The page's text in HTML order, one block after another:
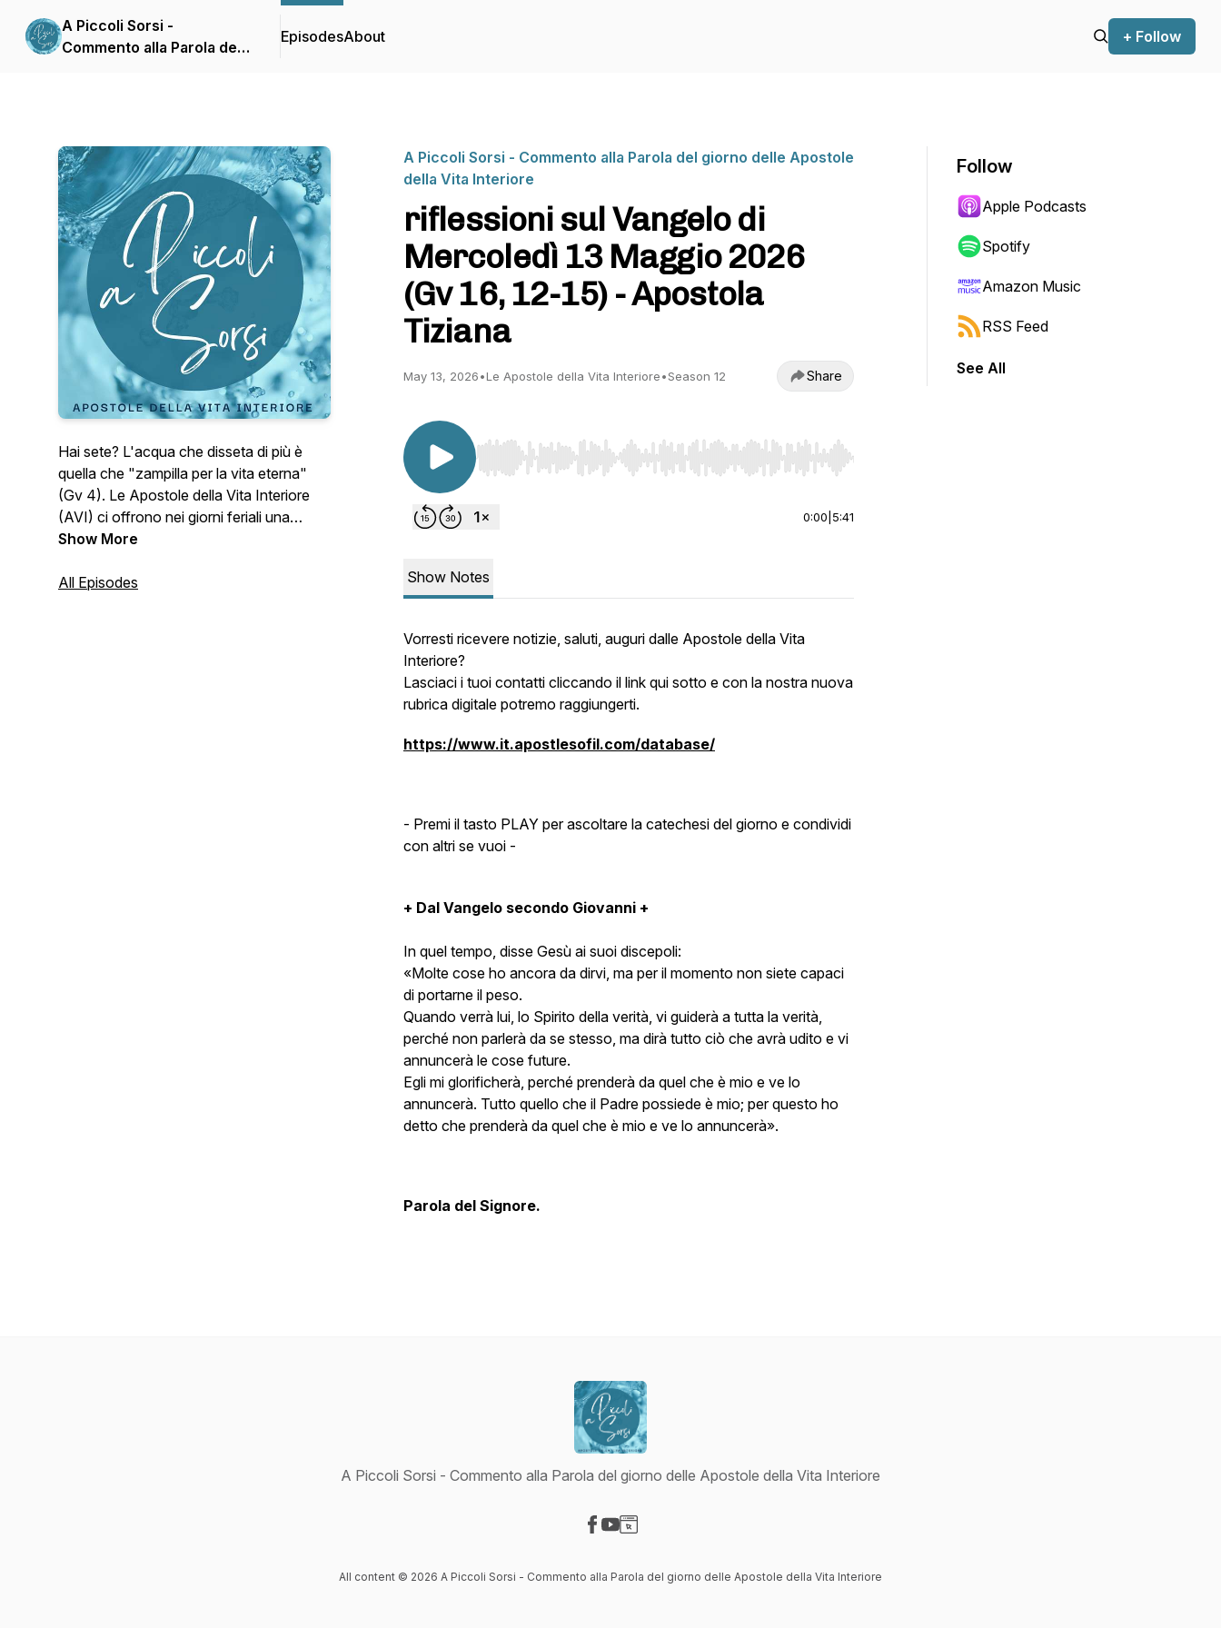
A Piccoli Sorsi -
Commento alla Parola del
EpisodesAbout + Follow
Hai sete? L'acqua che disseta di più è
quella che "zampilla per la vita eterna"
(Gv 4). Le Apostole della Vita Interiore
(AVI) ci offrono nei giorni feriali una
riflessione sulla liturgia quotidiana. N.B. La
nostre comunità parrocchiali.
Show More
All Episodes
A Piccoli Sorsi - Commento alla Parola del giorno delle Apostole
della Vita Interiore
riflessioni sul Vangelo di
Mercoledì 13 Maggio 2026
(Gv 16, 12-15) - Apostola
Tiziana
May 13, 2026•Le Apostole della Vita Interiore•Season 12 Share
Use Left/Right to seek, Home/End to jump to start or end. Hold shift to jump forward or backward.
0:00 5:41
Show Notes
Vorresti ricevere notizie, saluti, auguri dalle Apostole della Vita
Interiore?
Lasciaci i tuoi contatti cliccando il link qui sotto e con la nostra nuova
rubrica digitale potremo raggiungerti.
https://www.it.apostlesofil.com/database/
- Premi il tasto PLAY per ascoltare la catechesi del giorno e condividi
con altri se vuoi -
+ Dal Vangelo secondo Giovanni +
In quel tempo, disse Gesù ai suoi discepoli:
«Molte cose ho ancora da dirvi, ma per il momento non siete capaci
di portarne il peso.
Quando verrà lui, lo Spirito della verità, vi guiderà a tutta la verità,
perché non parlerà da se stesso, ma dirà tutto ciò che avrà udito e vi
annuncerà le cose future.
Egli mi glorificherà, perché prenderà da quel che è mio e ve lo
annuncerà. Tutto quello che il Padre possiede è mio; per questo ho
detto che prenderà da quel che è mio e ve lo annuncerà».
Parola del Signore.
Follow
Apple Podcasts
Spotify
Amazon Music
RSS Feed
See All
A Piccoli Sorsi - Commento alla Parola del giorno delle Apostole della Vita Interiore
All content © 2026 A Piccoli Sorsi - Commento alla Parola del giorno delle Apostole della Vita Interiore